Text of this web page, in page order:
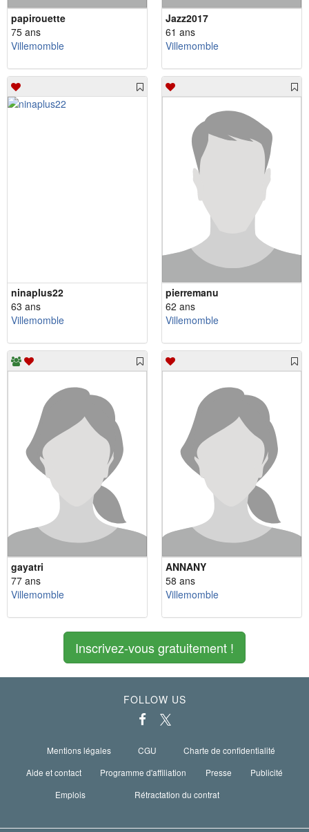
papirouette
75 ans
Villemomble
Jazz2017
61 ans
Villemomble
ninaplus22
63 ans
Villemomble
pierremanu
62 ans
Villemomble
gayatri
77 ans
Villemomble
ANNANY
58 ans
Villemomble
Inscrivez-vous gratuitement !
FOLLOW US
Mentions légales CGU
Charte de confidentialité
Aide et contact
Programme d'affiliation Presse
Publicité
Emplois
Rétractation du contrat